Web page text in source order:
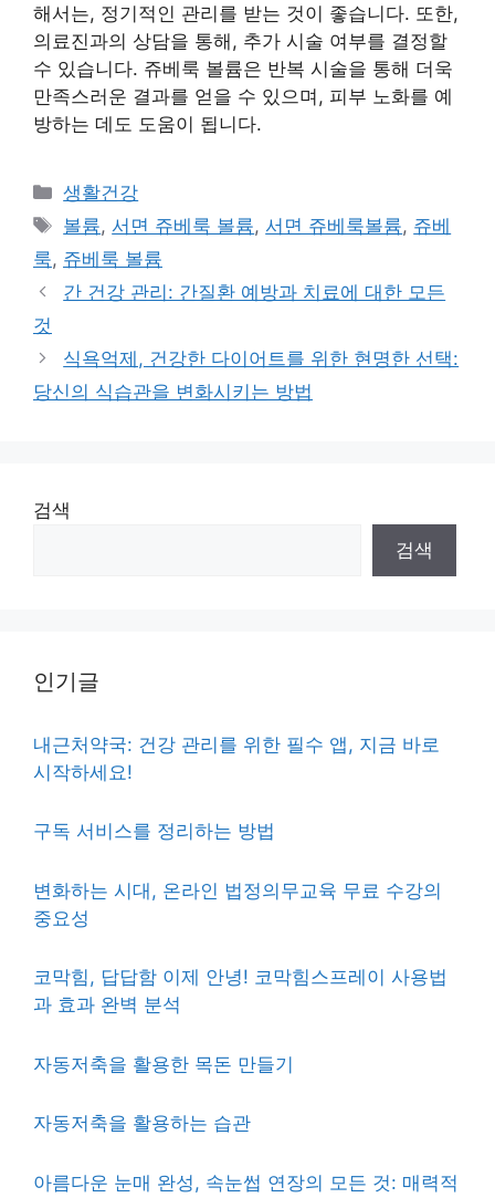
해서는, 정기적인 관리를 받는 것이 좋습니다. 또한,
의료진과의 상담을 통해, 추가 시술 여부를 결정할
수 있습니다. 쥬베룩 볼륨은 반복 시술을 통해 더욱
만족스러운 결과를 얻을 수 있으며, 피부 노화를 예
방하는 데도 도움이 됩니다.
Categories
생활건강
Tags
볼륨, 서면 쥬베룩 볼륨, 서면 쥬베룩볼륨, 쥬베
룩, 쥬베룩 볼륨
간 건강 관리: 간질환 예방과 치료에 대한 모든
것
식욕억제, 건강한 다이어트를 위한 현명한 선택:
당신의 식습관을 변화시키는 방법
검색
검색
인기글
내근처약국: 건강 관리를 위한 필수 앱, 지금 바로
시작하세요!
구독 서비스를 정리하는 방법
변화하는 시대, 온라인 법정의무교육 무료 수강의
중요성
코막힘, 답답함 이제 안녕! 코막힘스프레이 사용법
과 효과 완벽 분석
자동저축을 활용한 목돈 만들기
자동저축을 활용하는 습관
아름다운 눈매 완성, 속눈썹 연장의 모든 것: 매력적